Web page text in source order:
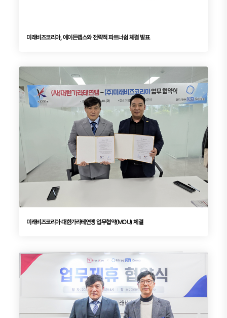
미래비즈코리아, 에이든랩스와 전략적 파트너쉽 체결 발표
미래비즈코리아·대한가라테연맹 업무협약(MOU) 체결